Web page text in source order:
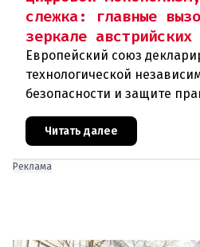
слежка: главные
зеркале австрийских
Европейский союз
технологической
безопасности и защите
последние события в
Брюсселя показывают:
Читать далее
Реклама